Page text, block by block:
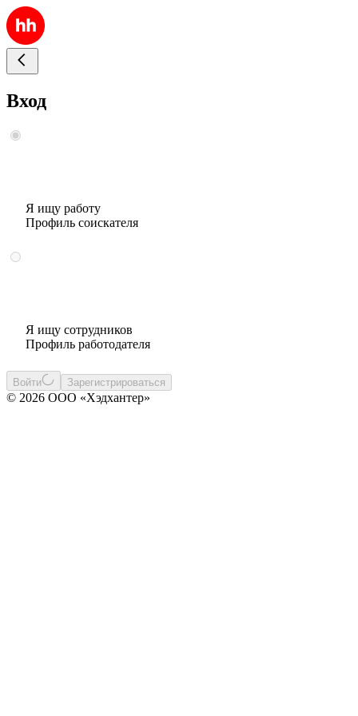
Вход
Я ищу работу
Профиль соискателя
Я ищу сотрудников
Профиль работодателя
Войти Зарегистрироваться
© 2026 ООО «Хэдхантер»